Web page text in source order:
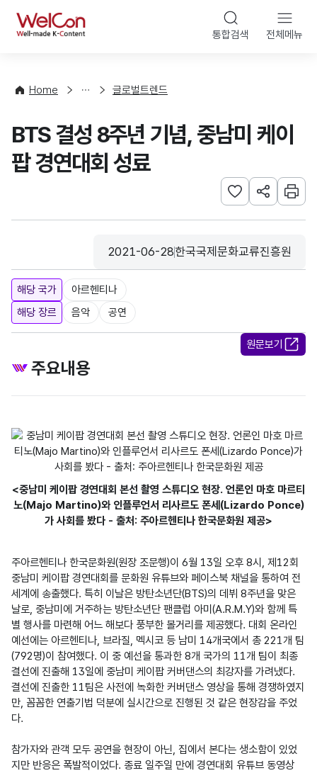
WelCon 통합검색 전체메뉴
Home
향
계
글로벌트렌드
BTS 결성 8주년 기념, 중남미 케이
팝 경연대회 성료
관심사 등록하기
URL 공유하
인쇄
등록일
2021-06-28
수집기관
한국국제문화교류진흥원
해당 국가
아르헨티나
해당 장르
음악 공연
원문보기
주요내용
<중남미 케이팝 경연대회 본선 촬영 스튜디오 현장. 언론인 마호 마르티
노(Majo Martino)와 인플루언서 리사르도 폰세(Lizardo Ponce)
가 사회를 봤다 - 출처: 주아르헨티나 한국문화원 제공>
주아르헨티나 한국문화원(원장 조문행)이 6월 13일 오후 8시, 제12회
중남미 케이팝 경연대회를 문화원 유튜브와 페이스북 채널을 통하여 전
세계에 송출했다. 특히 이날은 방탄소년단(BTS)의 데뷔 8주년을 맞은
날로, 중남미에 거주하는 방탄소년단 팬클럽 아미(A.R.M.Y)와 함께 특
별 행사를 마련해 어느 해보다 풍부한 볼거리를 제공했다. 대회 온라인
예선에는 아르헨티나, 브라질, 멕시코 등 남미 14개국에서 총 221개 팀
(792명)이 참여했다. 이 중 예선을 통과한 8개 국가의 11개 팀이 최종
결선에 진출해 13일에 중남미 케이팝 커버댄스의 최강자를 가려냈다.
결선에 진출한 11팀은 사전에 녹화한 커버댄스 영상을 통해 경쟁하였지
만, 꼼꼼한 연출기법 덕분에 실시간으로 진행된 것 같은 현장감을 주었
다.
참가자와 관객 모두 공연을 현장이 아닌, 집에서 본다는 생소함이 있었
지만 반응은 폭발적이었다. 종료 일주일 만에 경연대회 유튜브 동영상